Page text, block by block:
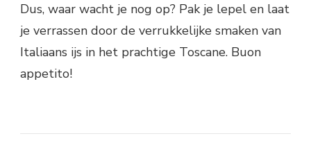
Dus, waar wacht je nog op? Pak je lepel en laat
je verrassen door de verrukkelijke smaken van
Italiaans ijs in het prachtige Toscane. Buon
appetito!